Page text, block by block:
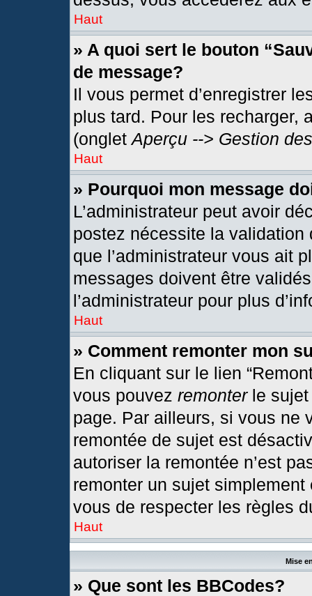
Haut
» A quoi sert le bouton
de message?
Il vous permet d’enregistrer
plus tard. Pour les recharger,
(ongletAperçu --> Gestion
Haut
» Pourquoi mon message
L’administrateur peut avoir
postez nécessite la
que l’administrateur vous ait
messages doivent être
l’administrateur pour plus
Haut
» Comment remonter mon
En cliquant sur le lien
vous pouvez remonterle sujet
page. Par ailleurs, si vous ne
remontée de sujet est
autoriser la remontée n’est
remonter un sujet
vous de respecter les règles
Haut
Mise
» Que sont les BBCodes?